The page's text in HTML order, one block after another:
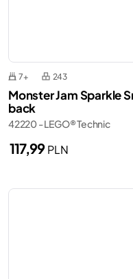
7+ 243
Monster Jam Sparkle
back
42220 - LEGO® Technic
117,99PLN